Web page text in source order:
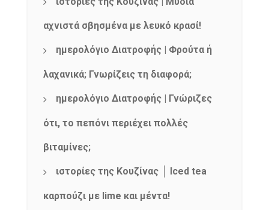
αχνιστά σβησμένα με λευκό κρασί!
ημερολόγιο Διατροφής | Φρούτα ή
λαχανικά; Γνωρίζεις τη διαφορά;
ημερολόγιο Διατροφής | Γνώριζες
ότι, το πεπόνι περιέχει πολλές
βιταμίνες;
ιστορίες της Κουζίνας │ Iced tea
καρπούζι με lime και μέντα!